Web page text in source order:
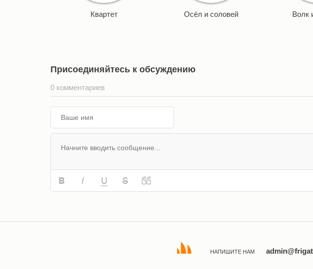
Квартет Осёл и соловей Волк
Присоединяйтесь к обсуждению
0 комментариев
НАПИШИТЕ НАМ